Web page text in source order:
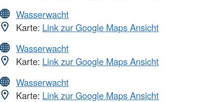
Wasserwacht
Karte: Link zur Google Maps Ansicht
Wasserwacht
Karte: Link zur Google Maps Ansicht
Wasserwacht
Karte: Link zur Google Maps Ansicht